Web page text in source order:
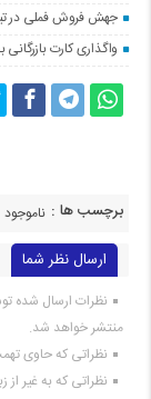
جهش فروش فملی در تیرماه
واگذاری کارت
برچسب ها : ناموجود
ارسال نظر شما
نظرات ارسال شده
منتشر خواهد شد.
نظراتی که حاوی
نظراتی که به غیر